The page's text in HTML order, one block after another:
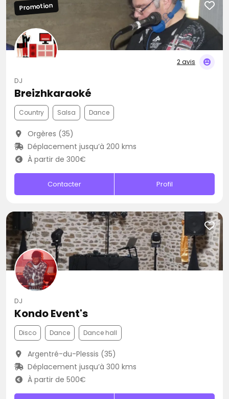
2 avis
Promotion
DJ
Breizhkaraoké
Country Salsa Dance
Orgères (35)
Déplacement jusqu’à 200 kms
À partir de 300€
Contacter Profil
DJ
Kondo Event's
Disco Dance Dance hall
Argentré-du-Plessis (35)
Déplacement jusqu’à 300 kms
À partir de 500€